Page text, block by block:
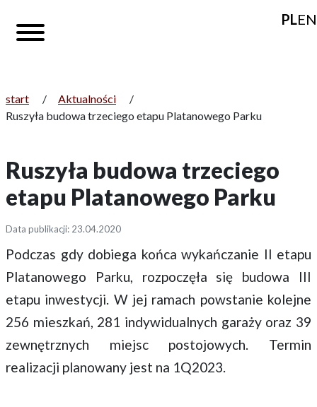
PLEN
start / Aktualności
/
Ruszyła budowa trzeciego etapu Platanowego Parku
Ruszyła budowa trzeciego
etapu Platanowego Parku
Data publikacji: 23.04.2020
Podczas gdy dobiega końca wykańczanie II etapu
Platanowego Parku, rozpoczęła się budowa III
etapu inwestycji. W jej ramach powstanie kolejne
256 mieszkań, 281 indywidualnych garaży oraz 39
zewnętrznych miejsc postojowych. Termin
realizacji planowany jest na 1Q2023.